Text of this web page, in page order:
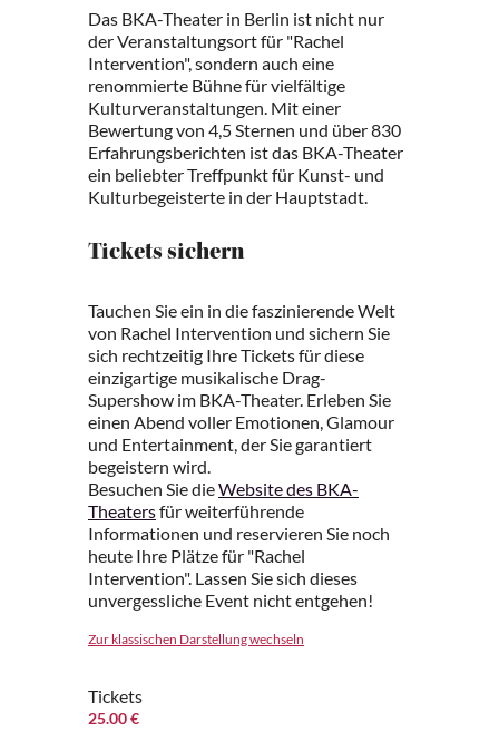
Das BKA-Theater in Berlin ist nicht nur
der Veranstaltungsort für "Rachel
Intervention", sondern auch eine
renommierte Bühne für vielfältige
Kulturveranstaltungen. Mit einer
Bewertung von 4,5 Sternen und über 830
Erfahrungsberichten ist das BKA-Theater
ein beliebter Treffpunkt für Kunst- und
Kulturbegeisterte in der Hauptstadt.
Tickets sichern
Tauchen Sie ein in die faszinierende Welt
von Rachel Intervention und sichern Sie
sich rechtzeitig Ihre Tickets für diese
einzigartige musikalische Drag-
Supershow im BKA-Theater. Erleben Sie
einen Abend voller Emotionen, Glamour
und Entertainment, der Sie garantiert
begeistern wird.
Besuchen Sie dieWebsite des BKA-
Theatersfür weiterführende
Informationen und reservieren Sie noch
heute Ihre Plätze für "Rachel
Intervention". Lassen Sie sich dieses
unvergessliche Event nicht entgehen!
Zur klassischen Darstellung wechseln
Tickets
25.00 €